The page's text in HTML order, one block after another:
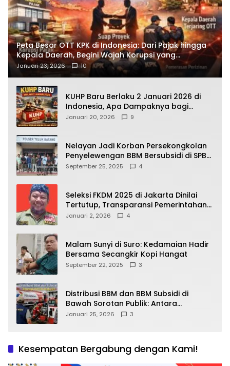
Peta Besar OTT KPK di Indonesia: Dari Pajak hingga
Kepala Daerah, Begini Wajah Korupsi yang
Terbongkar
Januari 23, 2026 10
KUHP Baru Berlaku 2 Januari 2026 di
Indonesia, Apa Dampaknya bagi
Kehidupan Warga? Ini Aturan Kunci
Januari 20, 2026 9
Nelayan Jadi Korban Persekongkolan
Penyelewengan BBM Bersubsidi di SPBU
64.78809 Teluk Batang
September 25, 2025 4
Seleksi FKDM 2025 di Jakarta Dinilai
Tertutup, Transparansi Pemerintahan
Pramono–Rano Dipertanyakan
Januari 2, 2026 4
Malam Sunyi di Suro: Kedamaian Hadir
Bersama Secangkir Kopi Hangat
September 22, 2025 3
Distribusi BBM dan BBM Subsidi di
Bawah Sorotan Publik: Antara
Kepentingan Negara, Hak Konsumen,
Januari 25, 2026 3
Kesempatan Bergabung dengan Kami!